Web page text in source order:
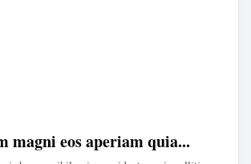
magni eos aperiam quia...